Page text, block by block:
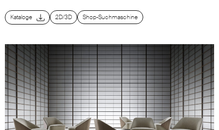
Kataloge 2D/3D Shop-Suchmaschine